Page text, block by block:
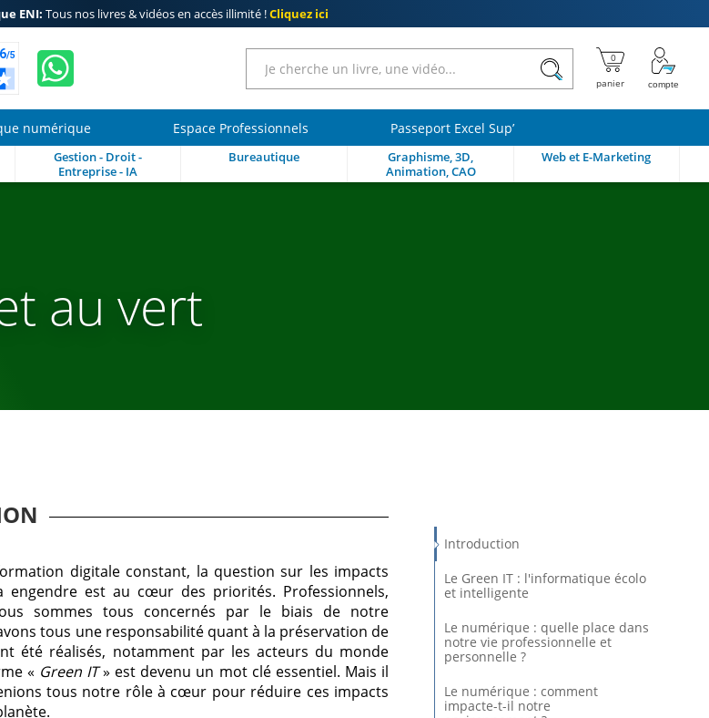
ENI: Tous nos livres & vidéos en accès illimité !Cliquez ici
numérique Espace Professionnels Passeport Excel Sup’
Gestion - Droit -
Entreprise - IA
Bureautique
Graphisme, 3D,
Animation, CAO
Web et E-Marketing
au vert
Introduction
Le Green IT : l'informatique écolo
et intelligente
Le numérique : quelle place dans
notre vie professionnelle et
personnelle ?
Le numérique : comment
impacte-t-il notre
digitale constant, la question sur les impacts
engendre est au cœur des priorités. Professionnels,
sommes tous concernés par le biais de notre
tous une responsabilité quant à la préservation de
été réalisés, notamment par les acteurs du monde
« Green IT» est devenu un mot clé essentiel. Mais il
tous notre rôle à cœur pour réduire ces impacts